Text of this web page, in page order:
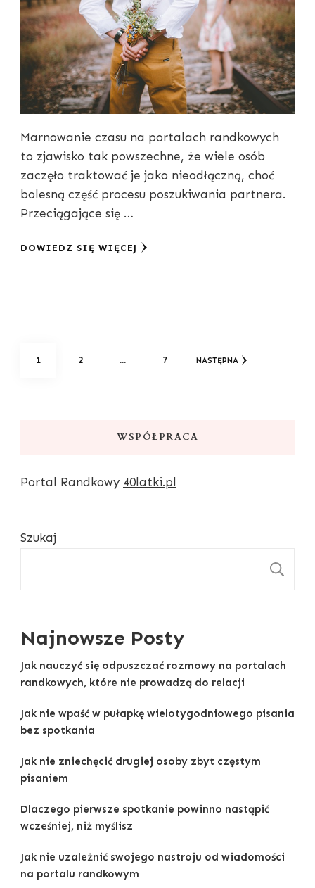
Marnowanie czasu na portalach randkowych
to zjawisko tak powszechne, że wiele osób
zaczęło traktować je jako nieodłączną, choć
bolesną część procesu poszukiwania partnera.
Przeciągające się …
DOWIEDZ SIĘ WIĘCEJ
Stronicowanie
STRONA
1 STRONA
2 … STRONA
7 NASTĘPNA
WSPÓŁPRACA
Portal Randkowy 40latki.pl
Szukaj
Najnowsze Posty
Jak nauczyć się odpuszczać rozmowy na portalach
randkowych, które nie prowadzą do relacji
Jak nie wpaść w pułapkę wielotygodniowego pisania
bez spotkania
Jak nie zniechęcić drugiej osoby zbyt częstym
pisaniem
Dlaczego pierwsze spotkanie powinno nastąpić
wcześniej, niż myślisz
Jak nie uzależnić swojego nastroju od wiadomości
na portalu randkowym